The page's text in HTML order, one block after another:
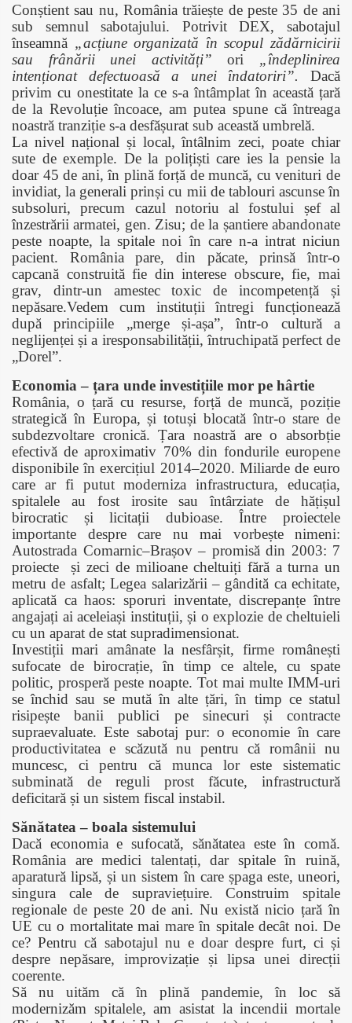
Conștient sau nu, România trăiește de peste 35 de ani
sub semnul sabotajului. Potrivit DEX, sabotajul
înseamnă „acțiune organizată în scopul zădărnicirii
sau frânării unei activități” ori „îndeplinirea
intenționat defectuoasă a unei îndatoriri”.
Dacă
privim cu onestitate la ce s-a întâmplat în această țară
de la Revoluție încoace, am putea spune că întreaga
noastră tranziție s-a desfășurat sub această umbrelă.
La nivel național și local, întâlnim zeci, poate chiar
sute de exemple. De la polițiști care ies la pensie la
doar 45 de ani, în plină forță de muncă, cu venituri de
invidiat, la generali prinși cu mii de tablouri ascunse în
subsoluri, precum cazul notoriu al fostului șef al
înzestrării armatei, gen. Zisu; de la șantiere abandonate
peste noapte, la spitale noi în care n-a intrat niciun
pacient. România pare, din păcate, prinsă într-o
capcană construită fie din interese obscure, fie, mai
grav, dintr-un amestec toxic de incompetență și
nepăsare.Vedem cum instituții întregi funcționează
după principiile „merge și-așa”, într-o cultură a
neglijenței și a iresponsabilității, întruchipată perfect de
„Dorel”.
Economia – țara unde investițiile mor pe hârtie
România, o țară cu resurse, forță de muncă, poziție
strategică în Europa, și totuși blocată într-o stare de
subdezvoltare cronică. Țara noastră are o absorbție
efectivă de aproximativ 70% din fondurile europene
disponibile în exercițiul 2014–2020. Miliarde de euro
care ar fi putut moderniza infrastructura, educația,
spitalele au fost irosite sau întârziate de hățișul
birocratic și licitații dubioase. Între proiectele
importante despre care nu mai vorbește nimeni:
Autostrada Comarnic–Brașov – promisă din 2003: 7
proiecte
și zeci de milioane cheltuiți fără a turna un
metru de asfalt; Legea salarizării – gândită ca echitate,
aplicată ca haos: sporuri inventate, discrepanțe între
angajați ai aceleiași instituții, și o explozie de cheltuieli
cu un aparat de stat supradimensionat.
Investiții mari amânate la nesfârșit, firme românești
sufocate de birocrație, în timp ce altele, cu spate
politic, prosperă peste noapte. Tot mai multe IMM-uri
se închid sau se mută în alte țări, în timp ce statul
risipește banii publici pe sinecuri și contracte
supraevaluate.Este sabotaj pur: o economie în care
productivitatea e scăzută nu pentru că românii nu
muncesc, ci pentru că munca lor este sistematic
subminată de reguli prost făcute, infrastructură
deficitară și un sistem fiscal instabil.
Sănătatea – boala sistemului
Dacă economia e sufocată, sănătatea este în comă.
România are medici talentați, dar spitale în ruină,
aparatură lipsă, și un sistem în care șpaga este, uneori,
singura cale de supraviețuire. Construim spitale
regionale de peste 20 de ani. Nu există nicio țară în
UE cu o mortalitate mai mare în spitale decât noi. De
ce? Pentru că sabotajul nu e doar despre furt, ci și
despre nepăsare, improvizație și lipsa unei direcții
coerente.
Să nu uităm că în plină pandemie, în loc să
modernizăm spitalele, am asistat la incendii mortale